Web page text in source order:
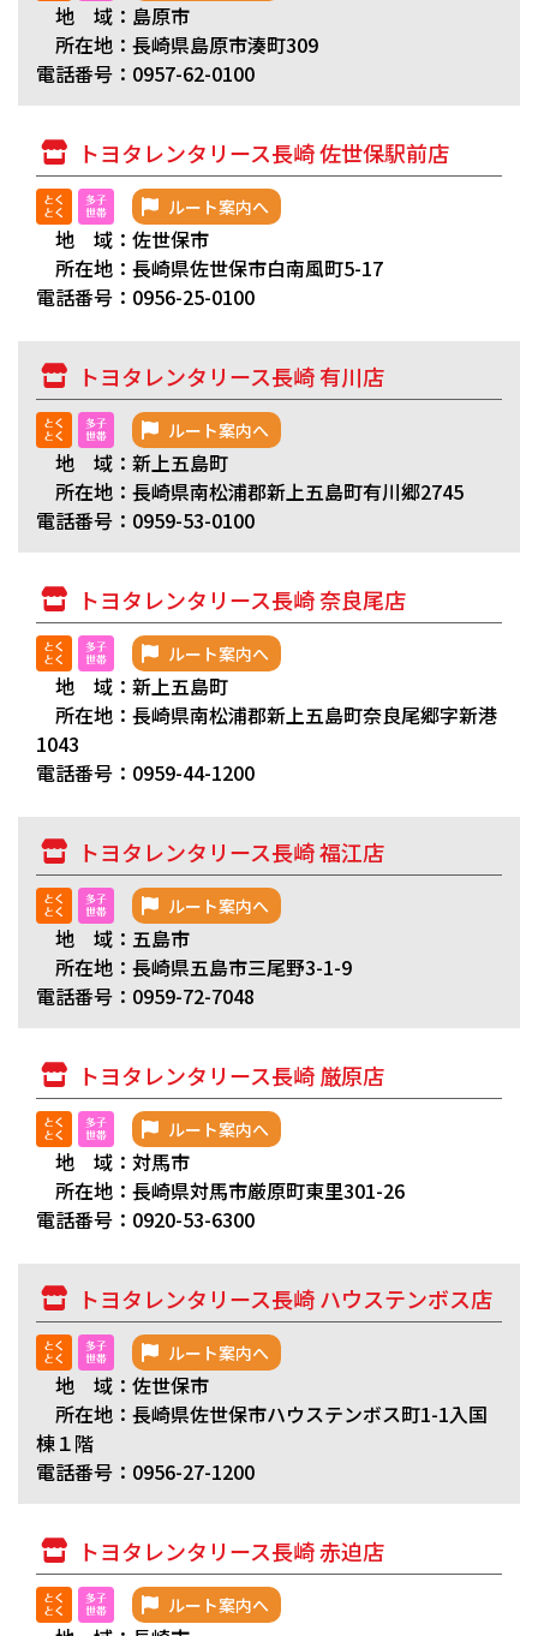
地 域：島原市
所在地：長崎県島原市湊町309
電話番号：0957-62-0100
トヨタレンタリース長崎 佐世保駅前店
ルート案内へ
地 域：佐世保市
所在地：長崎県佐世保市白南風町5-17
電話番号：0956-25-0100
トヨタレンタリース長崎 有川店
ルート案内へ
地 域：新上五島町
所在地：長崎県南松浦郡新上五島町有川郷2745
電話番号：0959-53-0100
トヨタレンタリース長崎 奈良尾店
ルート案内へ
地 域：新上五島町
所在地：長崎県南松浦郡新上五島町奈良尾郷字新港
1043
電話番号：0959-44-1200
トヨタレンタリース長崎 福江店
ルート案内へ
地 域：五島市
所在地：長崎県五島市三尾野3-1-9
電話番号：0959-72-7048
トヨタレンタリース長崎 厳原店
ルート案内へ
地 域：対馬市
所在地：長崎県対馬市厳原町東里301-26
電話番号：0920-53-6300
トヨタレンタリース長崎 ハウステンボス店
ルート案内へ
地 域：佐世保市
所在地：長崎県佐世保市ハウステンボス町1-1入国
棟１階
電話番号：0956-27-1200
トヨタレンタリース長崎 赤迫店
ルート案内へ